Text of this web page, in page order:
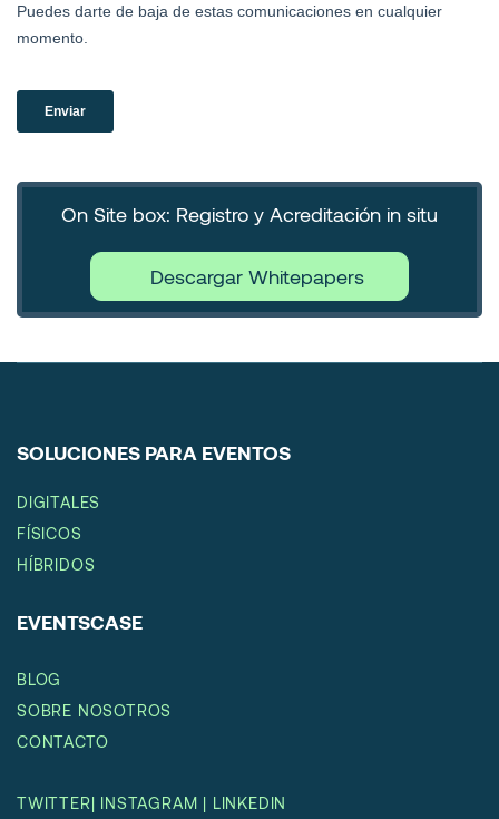
On Site box: Registro y Acreditación in situ
Descargar Whitepapers
SOLUCIONES PARA EVENTOS
DIGITALES
FÍSICOS
HÍBRIDOS
EVENTSCASE
BLOG
SOBRE NOSOTROS
CONTACTO
TWITTER| INSTAGRAM | LINKEDIN